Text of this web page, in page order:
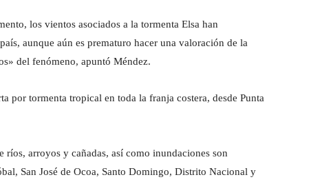
los vientos asociados a la tormenta Elsa han
aunque aún es prematuro hacer una valoración de la
del fenómeno, apuntó Méndez.
por tormenta tropical en toda la franja costera, desde Punta
arroyos y cañadas, así como inundaciones son
San José de Ocoa, Santo Domingo, Distrito Nacional y